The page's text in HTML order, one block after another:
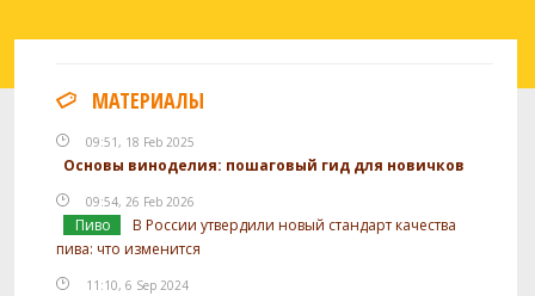
МАТЕРИАЛЫ
09:51, 18 Feb 2025
Основы виноделия: пошаговый гид для новичков
09:54, 26 Feb 2026
Пиво
В России утвердили новый стандарт качества
пива: что изменится
11:10, 6 Sep 2024